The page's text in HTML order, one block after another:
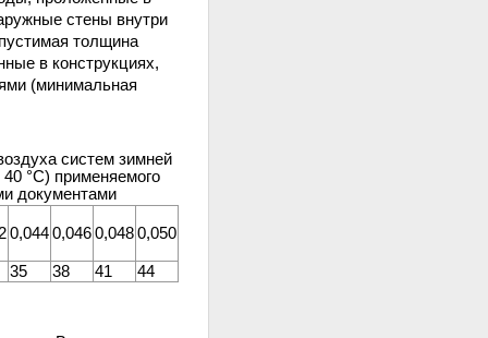
стены внутри
толщина
в конструкциях,
(минимальная
систем зимней
°С) применяемого
документами
0,0440,0460,0480,050
35 38 41 44